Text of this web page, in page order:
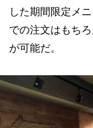
した期間限定メ
での注文はもち
が可能だ。